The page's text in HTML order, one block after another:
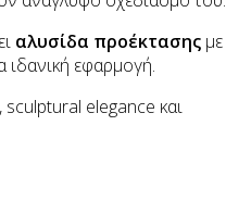
αλυσίδα προέκτασης με
ιδανική εφαρμογή.
elegance και